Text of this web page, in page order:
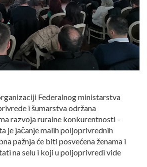
Federalnog ministarstva
i šumarstva održana
razvoja ruralne konkurentnosti –
je jačanje malih poljoprivrednih
pažnja će biti posvećena ženama i
na selu i koji u poljoprivredi vide